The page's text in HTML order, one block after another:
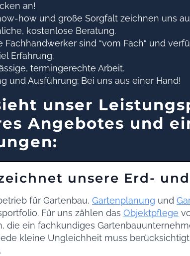
an!
how und große Sorgfalt zeichnen uns
kostenlose Beratung.
Fachhandwerker sind “vom Fach“ und
Erfahrung.
termingerechte Arbeit.
und Ausführung: Bei uns aus einer Hand!
unser
Angebotes und
unsere Erd-
für Gartenbau, Gartenplanung und
Für uns zählen das Objektpflege
die ein fachkundiges
kleine Ungleichheit muss